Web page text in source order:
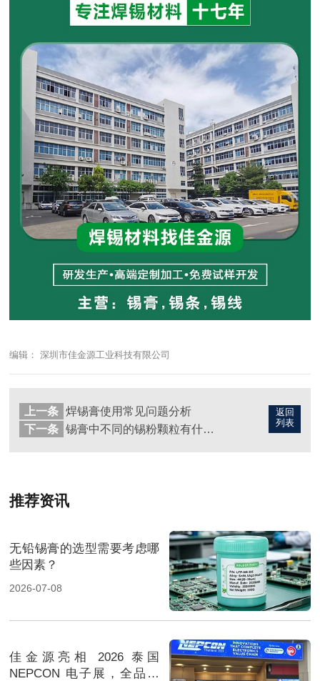
编辑： 深圳市佳金源工业科技有限公司
返回
列表
上一条
焊锡膏使用常见问题分析
下一条
锡膏中不同的锡粉颗粒有什么区别？是不是越小越好？
推荐资讯
无铅锡膏的选型需要考虑哪
些因素？
2026-07-08
佳金源亮相 2026 泰国
NEPCON 电子展，全品类